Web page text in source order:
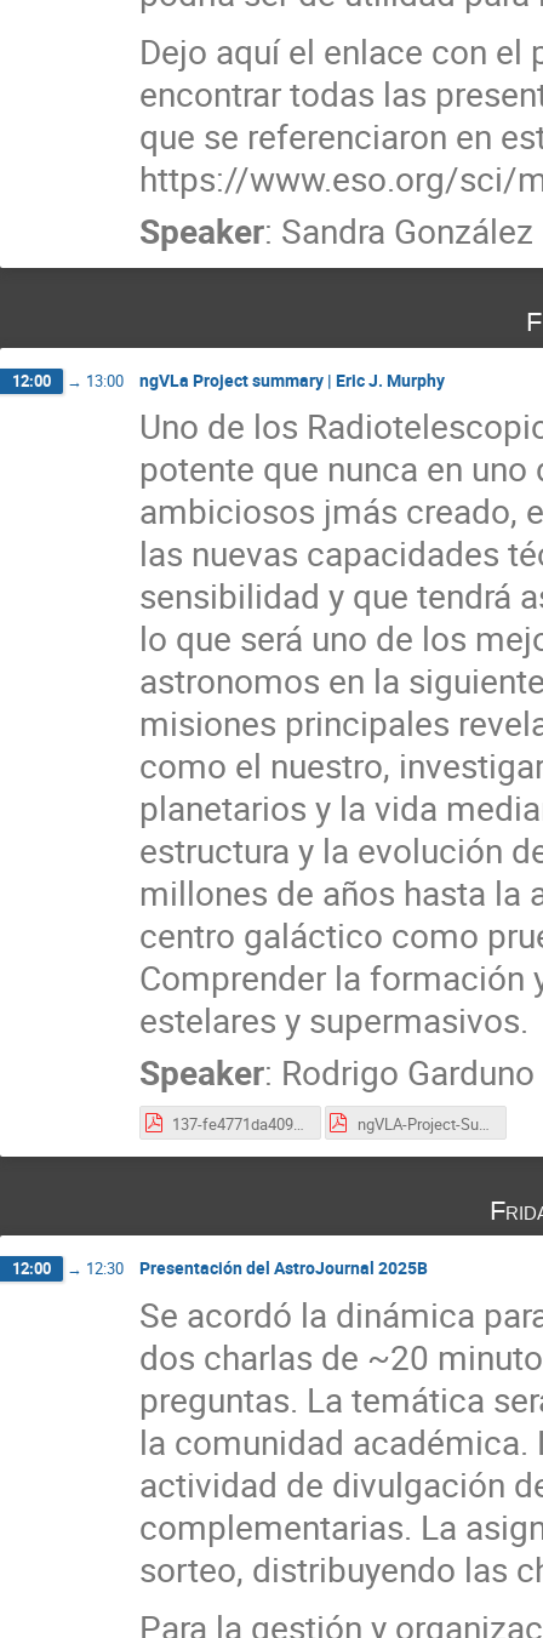
Dejo aquí el enlace con el
encontrar todas las
que se referenciaron en
https://www.eso.org/sci/
Speaker: Sandra González
12:00 → 13:00 ngVLa Project summary | Eric J. Murphy
Uno de los
potente que nunca en
ambiciosos jmás creado,
las nuevas capacidades
sensibilidad y que tendrá
lo que será uno de los
astronomos en la
misiones principales
como el nuestro,
planetarios y la vida
estructura y la evolución
millones de años hasta la
centro galáctico como
Comprender la formación
estelares y supermasivos.
Speaker: Rodrigo Garduno
137-fe4771da409a7413465c9bb1cb579ae7_McKinnonMarkM.pdf ngVLA-Project-Summary_Jan2019.pdf
12:00 → 12:30 Presentación del AstroJournal 2025B
Se acordó la dinámica
dos charlas de ~20
preguntas. La temática
la comunidad
actividad de divulgación
complementarias. La
sorteo, distribuyendo las
Para la gestión y